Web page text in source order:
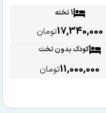
1 تخته
17,340,000تومان
کودک بدون تخت
11,000,000تومان